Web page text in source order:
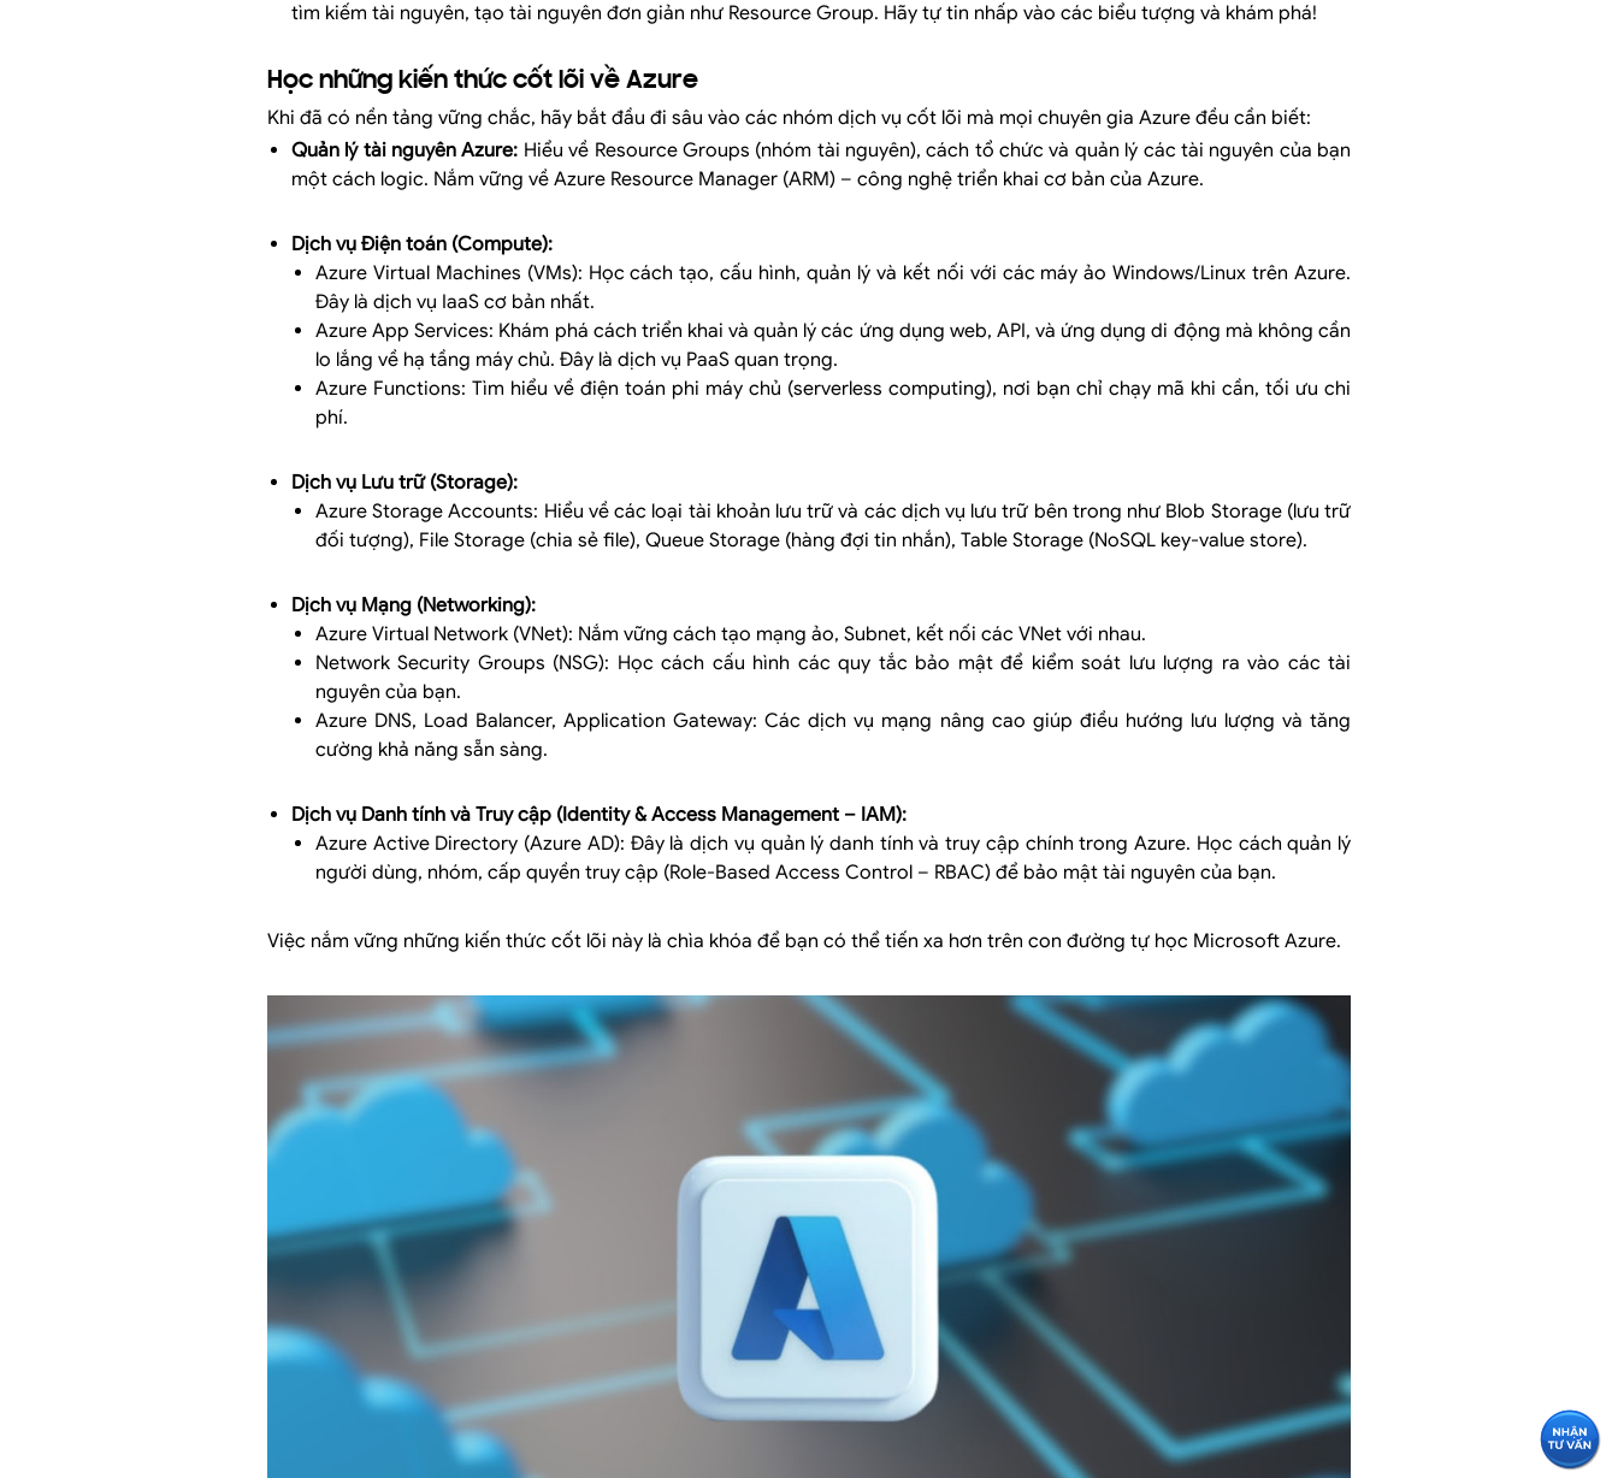
tìm kiếm tài nguyên, tạo tài nguyên đơn giản như Resource Group. Hãy tự tin nhấp vào các biểu tượng và khám phá!
Học những kiến thức cốt lõi về Azure
Khi đã có nền tảng vững chắc, hãy bắt đầu đi sâu vào các nhóm dịch vụ cốt lõi mà mọi chuyên gia Azure đều cần biết:
Quản lý tài nguyên Azure: Hiểu về Resource Groups (nhóm tài nguyên), cách tổ chức và quản lý các tài nguyên của bạn
một cách logic. Nắm vững về Azure Resource Manager (ARM) – công nghệ triển khai cơ bản của Azure.
Dịch vụ Điện toán (Compute):
Azure Virtual Machines (VMs): Học cách tạo, cấu hình, quản lý và kết nối với các máy ảo Windows/Linux trên Azure.
Đây là dịch vụ IaaS cơ bản nhất.
Azure App Services: Khám phá cách triển khai và quản lý các ứng dụng web, API, và ứng dụng di động mà không cần
lo lắng về hạ tầng máy chủ. Đây là dịch vụ PaaS quan trọng.
Azure Functions: Tìm hiểu về điện toán phi máy chủ (serverless computing), nơi bạn chỉ chạy mã khi cần, tối ưu chi
phí.
Dịch vụ Lưu trữ (Storage):
Azure Storage Accounts: Hiểu về các loại tài khoản lưu trữ và các dịch vụ lưu trữ bên trong như Blob Storage (lưu trữ
đối tượng), File Storage (chia sẻ file), Queue Storage (hàng đợi tin nhắn), Table Storage (NoSQL key-value store).
Dịch vụ Mạng (Networking):
Azure Virtual Network (VNet): Nắm vững cách tạo mạng ảo, Subnet, kết nối các VNet với nhau.
Network Security Groups (NSG): Học cách cấu hình các quy tắc bảo mật để kiểm soát lưu lượng ra vào các tài
nguyên của bạn.
Azure DNS, Load Balancer, Application Gateway: Các dịch vụ mạng nâng cao giúp điều hướng lưu lượng và tăng
cường khả năng sẵn sàng.
Dịch vụ Danh tính và Truy cập (Identity & Access Management – IAM):
Azure Active Directory (Azure AD): Đây là dịch vụ quản lý danh tính và truy cập chính trong Azure. Học cách quản lý
người dùng, nhóm, cấp quyền truy cập (Role-Based Access Control – RBAC) để bảo mật tài nguyên của bạn.
Việc nắm vững những kiến thức cốt lõi này là chìa khóa để bạn có thể tiến xa hơn trên con đường tự học Microsoft Azure.